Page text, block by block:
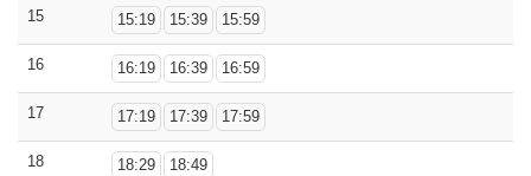
15 15:19 15:39 15:59
16 16:19 16:39 16:59
17 17:19 17:39 17:59
18 18:29 18:49